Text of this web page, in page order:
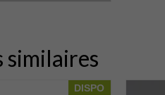
similaires
DISPO